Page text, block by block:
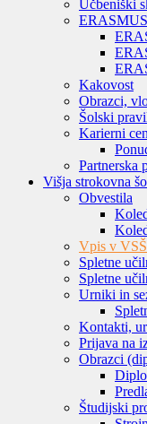
Učbeniški
Kakovost
Obrazci,
Šolski
Karierni
Partnerska
Višja strokovna
Obvestila
Vpis v VSŠ
Spletne
Spletne
Urniki in
Kontakti,
Prijava na
Obrazci
Študijski